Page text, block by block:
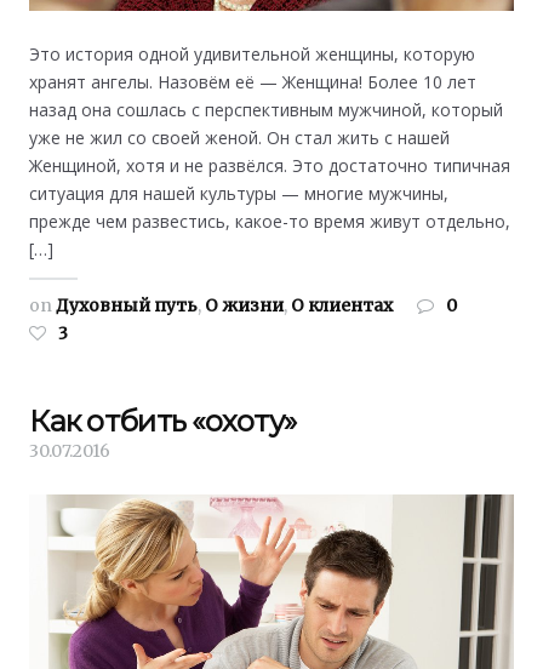
Это история одной удивительной женщины, которую
хранят ангелы. Назовём её — Женщина! Более 10 лет
назад она сошлась с перспективным мужчиной, который
уже не жил со своей женой. Он стал жить с нашей
Женщиной, хотя и не развёлся. Это достаточно типичная
ситуация для нашей культуры — многие мужчины,
прежде чем развестись, какое-то время живут отдельно,
[…]
onДуховный путь, О жизни, О клиентах
0
3
Как отбить «охоту»
30.07.2016